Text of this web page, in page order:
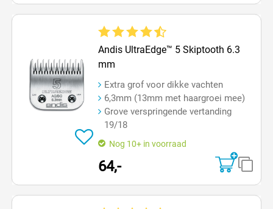
Gemiddelde waardering van 4.2 van 5 sterren
Andis UltraEdge™ 5 Skiptooth 6.3
mm
Extra grof voor dikke vachten
6,3mm (13mm met haargroei mee)
Grove verspringende vertanding
19/18
Nog 10+ in voorraad
64,-